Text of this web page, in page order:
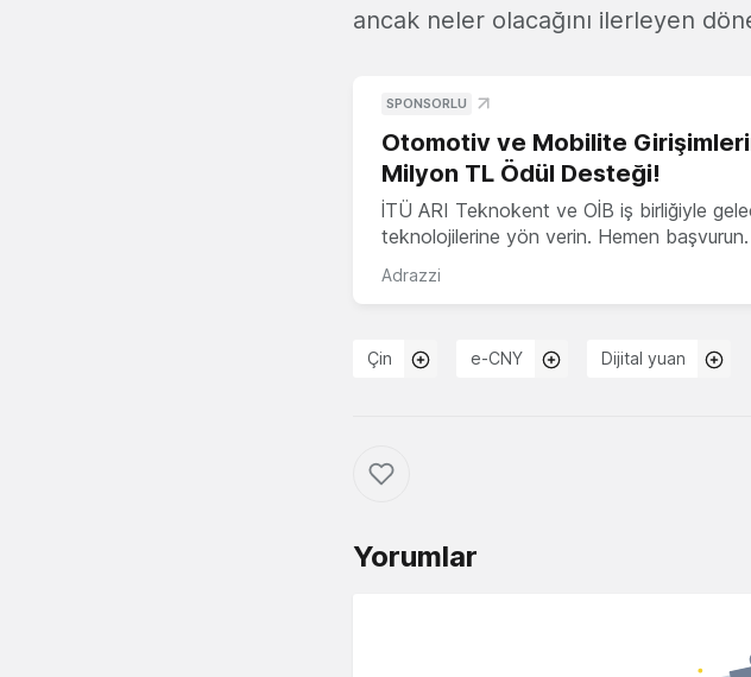
ancak neler olacağını ilerleyen
SPONSORLU
Otomotiv ve Mobilite
Milyon TL Ödül Desteği!
İTÜ ARI Teknokent ve OİB iş birliğiyle
teknolojilerine yön verin. Hemen başvurun.
Adrazzi
Çin e-CNY Dijital yuan
Yorumlar